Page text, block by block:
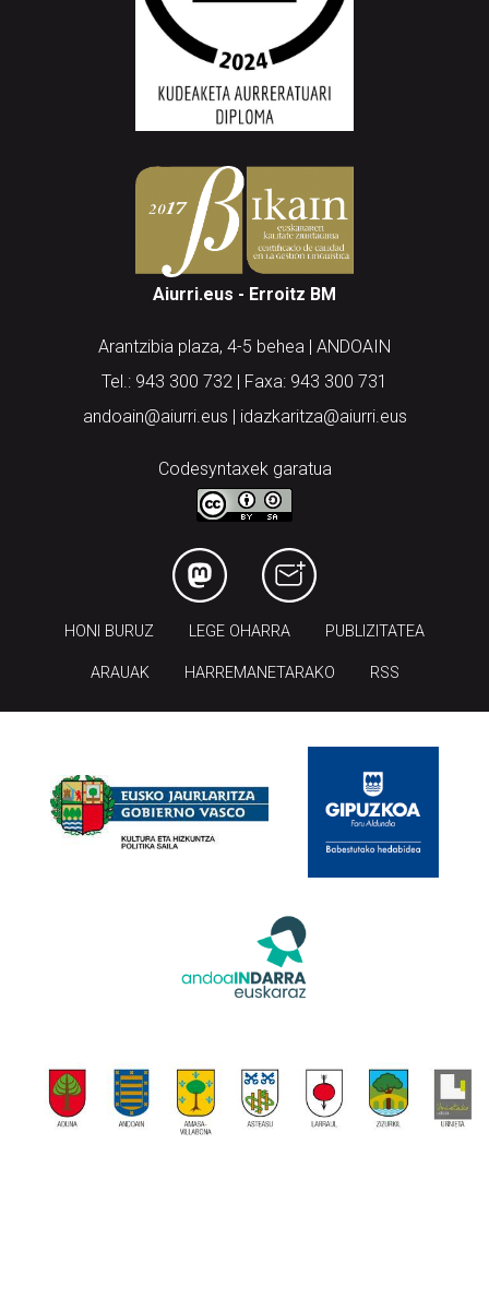
Aiurri.eus - Erroitz BM
Arantzibia plaza, 4-5 behea | ANDOAIN
Tel.: 943 300 732 | Faxa: 943 300 731
andoain@aiurri.eus | idazkaritza@aiurri.eus
Codesyntaxek garatua
HONI BURUZ LEGE OHARRA PUBLIZITATEA
ARAUAK HARREMANETARAKO RSS